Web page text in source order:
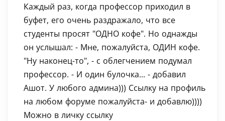
Каждый раз, когда профессор приходил в
буфет, его очень раздражало, что все
студенты просят "ОДНО кофе". Но однажды
он услышал: - Мне, пожалуйста, ОДИН кофе.
"Ну наконец-то", - с облегчением подумал
профессор. - И один булочка... - добавил
Ашот. У любого админа))) Ссылку на профиль
на любом форуме пожалуйста- и добавлю))))
Можно в личку ссылку